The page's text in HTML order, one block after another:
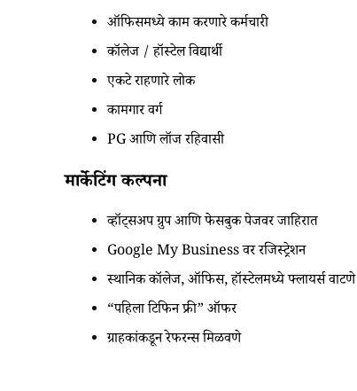
ऑफिसमध्ये काम करणारे कर्मचारी
कॉलेज / हॉस्टेल विद्यार्थी
एकटे राहणारे लोक
कामगार वर्ग
PG आणि लॉज रहिवासी
मार्केटिंग कल्पना
व्हॉट्सअप ग्रुप आणि फेसबुक पेजवर जाहिरात
Google My Business वर रजिस्ट्रेशन
स्थानिक कॉलेज, ऑफिस, हॉस्टेलमध्ये फ्लायर्स वाटणे
“पहिला टिफिन फ्री” ऑफर
ग्राहकांकडून रेफरन्स मिळवणे